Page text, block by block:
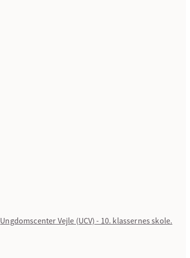
Ungdomscenter Vejle (UCV) - 10. klassernes skole.